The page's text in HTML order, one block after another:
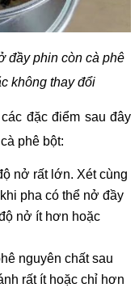
đầy phin còn cà phê
không thay đổi
đặc điểm sau đây
phê bột:
nở rất lớn. Xét cùng
pha có thể nở đầy
nở ít hơn hoặc
nguyên chất sau
rất ít hoặc chỉ hơn